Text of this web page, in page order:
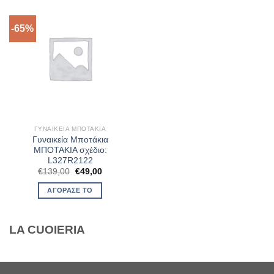
-65%
ΓΥΝΑΙΚΕΊΑ ΜΠΟΤΆΚΙΑ
Γυναικεία Μποτάκια
ΜΠΟΤΑΚΙΑ σχέδιο:
L327R2122
€139,00 Original
was:
€139,00.
€49,00Η
ΑΓΌΡΑΣΈ ΤΟ
LA CUOIERIA